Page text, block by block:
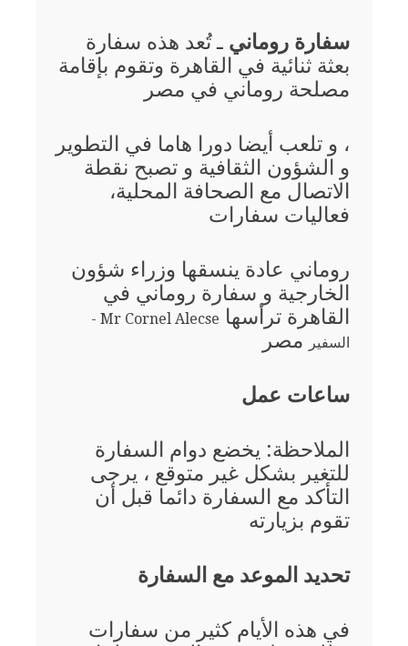
سفارة روماني ـ تُعد هذه سفارة
بعثة ثنائية في القاهرة وتقوم بإقامة
مصلحة روماني في مصر
، و تلعب أيضا دورا هاما في التطوير
و الشؤون الثقافية و تصبح نقطة
الاتصال مع الصحافة المحلية،
فعاليات سفارات
روماني عادة ينسقها وزراء شؤون
الخارجية و سفارة روماني في
القاهرة ترأسها
Mr Cornel Alecse -
السفير
مصر
ساعات عمل
الملاحظة: يخضع دوام السفارة
للتغير بشكل غير متوقع ، يرجى
التأكد مع السفارة دائما قبل أن
تقوم بزيارته
تحديد الموعد مع السفارة
في هذه الأيام كثير من سفارات